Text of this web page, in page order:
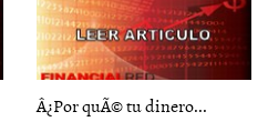
Â¿Por quÃ© tu dinero...